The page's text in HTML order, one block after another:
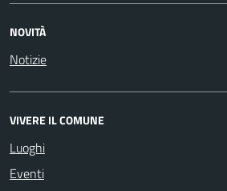
NOVITÀ
Notizie
VIVERE IL COMUNE
Luoghi
Eventi